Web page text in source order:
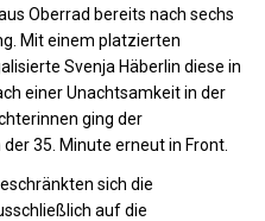
Oberrad bereits nach sechs
Mit einem platzierten
Svenja Häberlin diese in
einer Unachtsamkeit in der
ging der
35. Minute erneut in Front.
sich die
auf die